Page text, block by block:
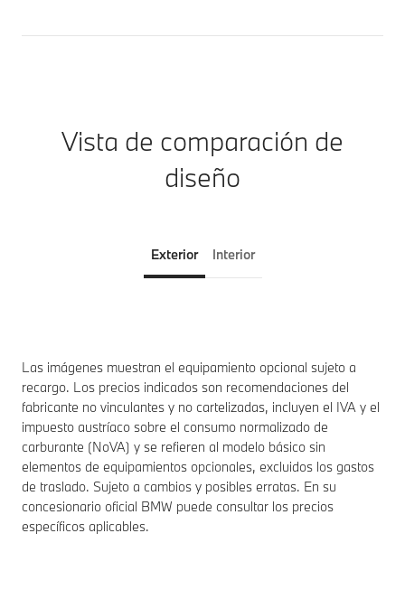
Vista de comparación de
diseño
Exterior Interior
Las imágenes muestran el equipamiento opcional sujeto a
recargo. Los precios indicados son recomendaciones del
fabricante no vinculantes y no cartelizadas, incluyen el IVA y el
impuesto austríaco sobre el consumo normalizado de
carburante (NoVA) y se refieren al modelo básico sin
elementos de equipamientos opcionales, excluidos los gastos
de traslado. Sujeto a cambios y posibles erratas. En su
concesionario oficial BMW puede consultar los precios
específicos aplicables.